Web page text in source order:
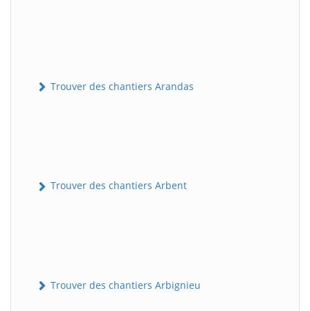
Trouver des chantiers Arandas
Trouver des chantiers Arbent
Trouver des chantiers Arbignieu